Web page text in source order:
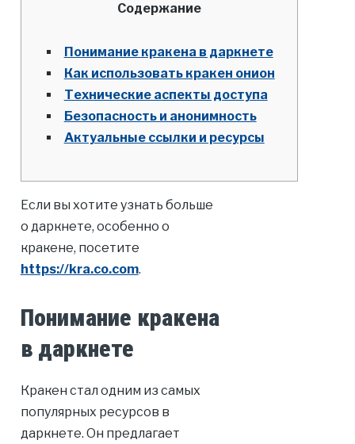
Содержание
Понимание кракена в даркнете
Как использовать кракен онион
Технические аспекты доступа
Безопасность и анонимность
Актуальные ссылки и ресурсы
Если вы хотите узнать больше
о даркнете, особенно о
кракене, посетите
https://kra.co.com.
Понимание кракена
в даркнете
Кракен стал одним из самых
популярных ресурсов в
даркнете. Он предлагает